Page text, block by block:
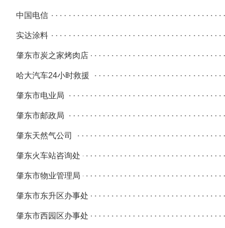
中国电信
实达涂料
肇东市炭之家烤肉店
哈大汽车24小时救援
肇东市电业局
肇东市邮政局
肇东天然气公司
肇东火车站咨询处
肇东市物业管理局
肇东市东升区办事处
肇东市西园区办事处